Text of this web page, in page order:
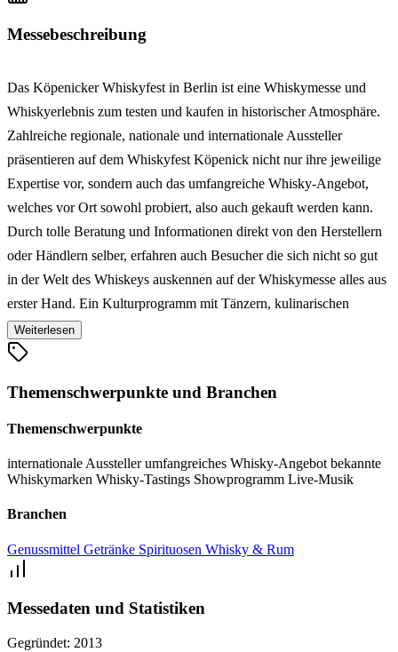
Messebeschreibung
Das Köpenicker Whiskyfest in Berlin ist eine Whiskymesse und
Whiskyerlebnis zum testen und kaufen in historischer Atmosphäre.
Zahlreiche regionale, nationale und internationale Aussteller
präsentieren auf dem Whiskyfest Köpenick nicht nur ihre jeweilige
Expertise vor, sondern auch das umfangreiche Whisky-Angebot,
welches vor Ort sowohl probiert, also auch gekauft werden kann.
Durch tolle Beratung und Informationen direkt von den Herstellern
oder Händlern selber, erfahren auch Besucher die sich nicht so gut
in der Welt des Whiskeys auskennen auf der Whiskymesse alles aus
erster Hand. Ein Kulturprogramm mit Tänzern, kulinarischen
Leckerbissen und Livemusik von irischen Folkloren Bands sorgen
für eine tolle Atmosphäre. Das schöne am Köpenicker Whiskyfest
Weiterlesen
Themenschwerpunkte und Branchen
Themenschwerpunkte
internationale Ausstellerumfangreiches Whisky-Angebot bekannte
Whiskymarken Whisky-Tastings Showprogramm Live-Musik
Branchen
Genussmittel Getränke Spirituosen Whisky & Rum
Messedaten und Statistiken
Gegründet: 2013